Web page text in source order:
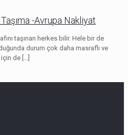
-Avrupa Nakliyat
taşınan herkes bilir. Hele bir de
durum çok daha masraflı ve
için de